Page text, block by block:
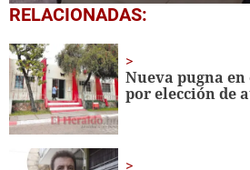
0
of
minute,
56
seconds
RELACIONADAS:
Nueva pugna
por elección de